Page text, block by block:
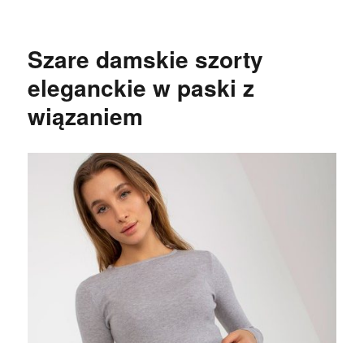
Szare damskie szorty
eleganckie w paski z
wiązaniem